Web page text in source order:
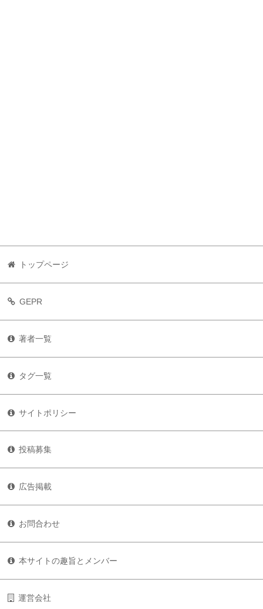
トップページ
GEPR
著者一覧
タグ一覧
サイトポリシー
投稿募集
広告掲載
お問合わせ
本サイトの趣旨とメンバー
運営会社